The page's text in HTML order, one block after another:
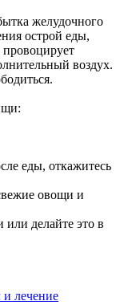
желудочного
острой еды,
воздух.
еды, откажитесь
овощи и
делайте это в